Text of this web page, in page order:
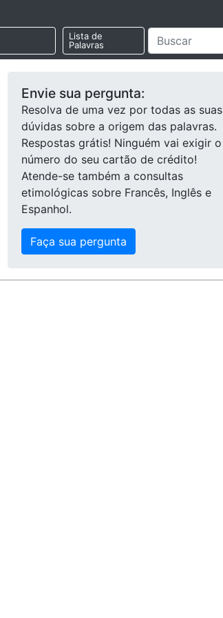
Lista de
Palavras
Envie sua pergunta:
Resolva de uma vez por todas as suas
dúvidas sobre a origem das palavras.
Respostas grátis! Ninguém vai exigir o
número do seu cartão de crédito!
Atende-se também a consultas
etimológicas sobre Francês, Inglês e
Espanhol.
Faça sua pergunta